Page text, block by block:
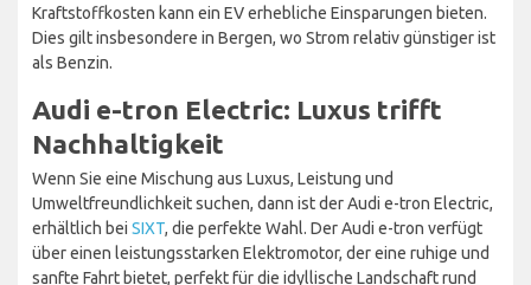
Kraftstoffkosten kann ein EV erhebliche Einsparungen bieten.
Dies gilt insbesondere in Bergen, wo Strom relativ günstiger ist
als Benzin.
Audi e-tron Electric: Luxus trifft
Nachhaltigkeit
Wenn Sie eine Mischung aus Luxus, Leistung und
Umweltfreundlichkeit suchen, dann ist der Audi e-tron Electric,
erhältlich bei SIXT, die perfekte Wahl. Der Audi e-tron verfügt
über einen leistungsstarken Elektromotor, der eine ruhige und
sanfte Fahrt bietet, perfekt für die idyllische Landschaft rund